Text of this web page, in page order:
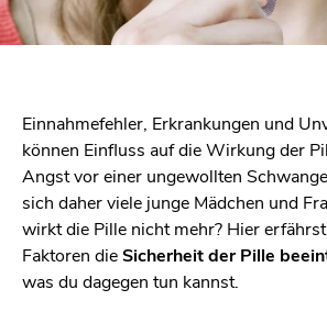
Einnahmefehler, Erkrankungen und
können Einfluss auf die Wirkung der
Angst vor einer ungewollten
sich daher viele junge Mädchen und
wirkt die Pille nicht mehr? Hier
Faktoren dieSicherheit der Pille
was du dagegen tun kannst.